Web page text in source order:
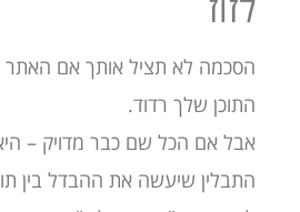
הסכמה לא תציל אותך אם האתר
התוכן שלך רדוד.
אבל אם הכל שם כבר מדויק –
התבלין שיעשה את ההבדל בין